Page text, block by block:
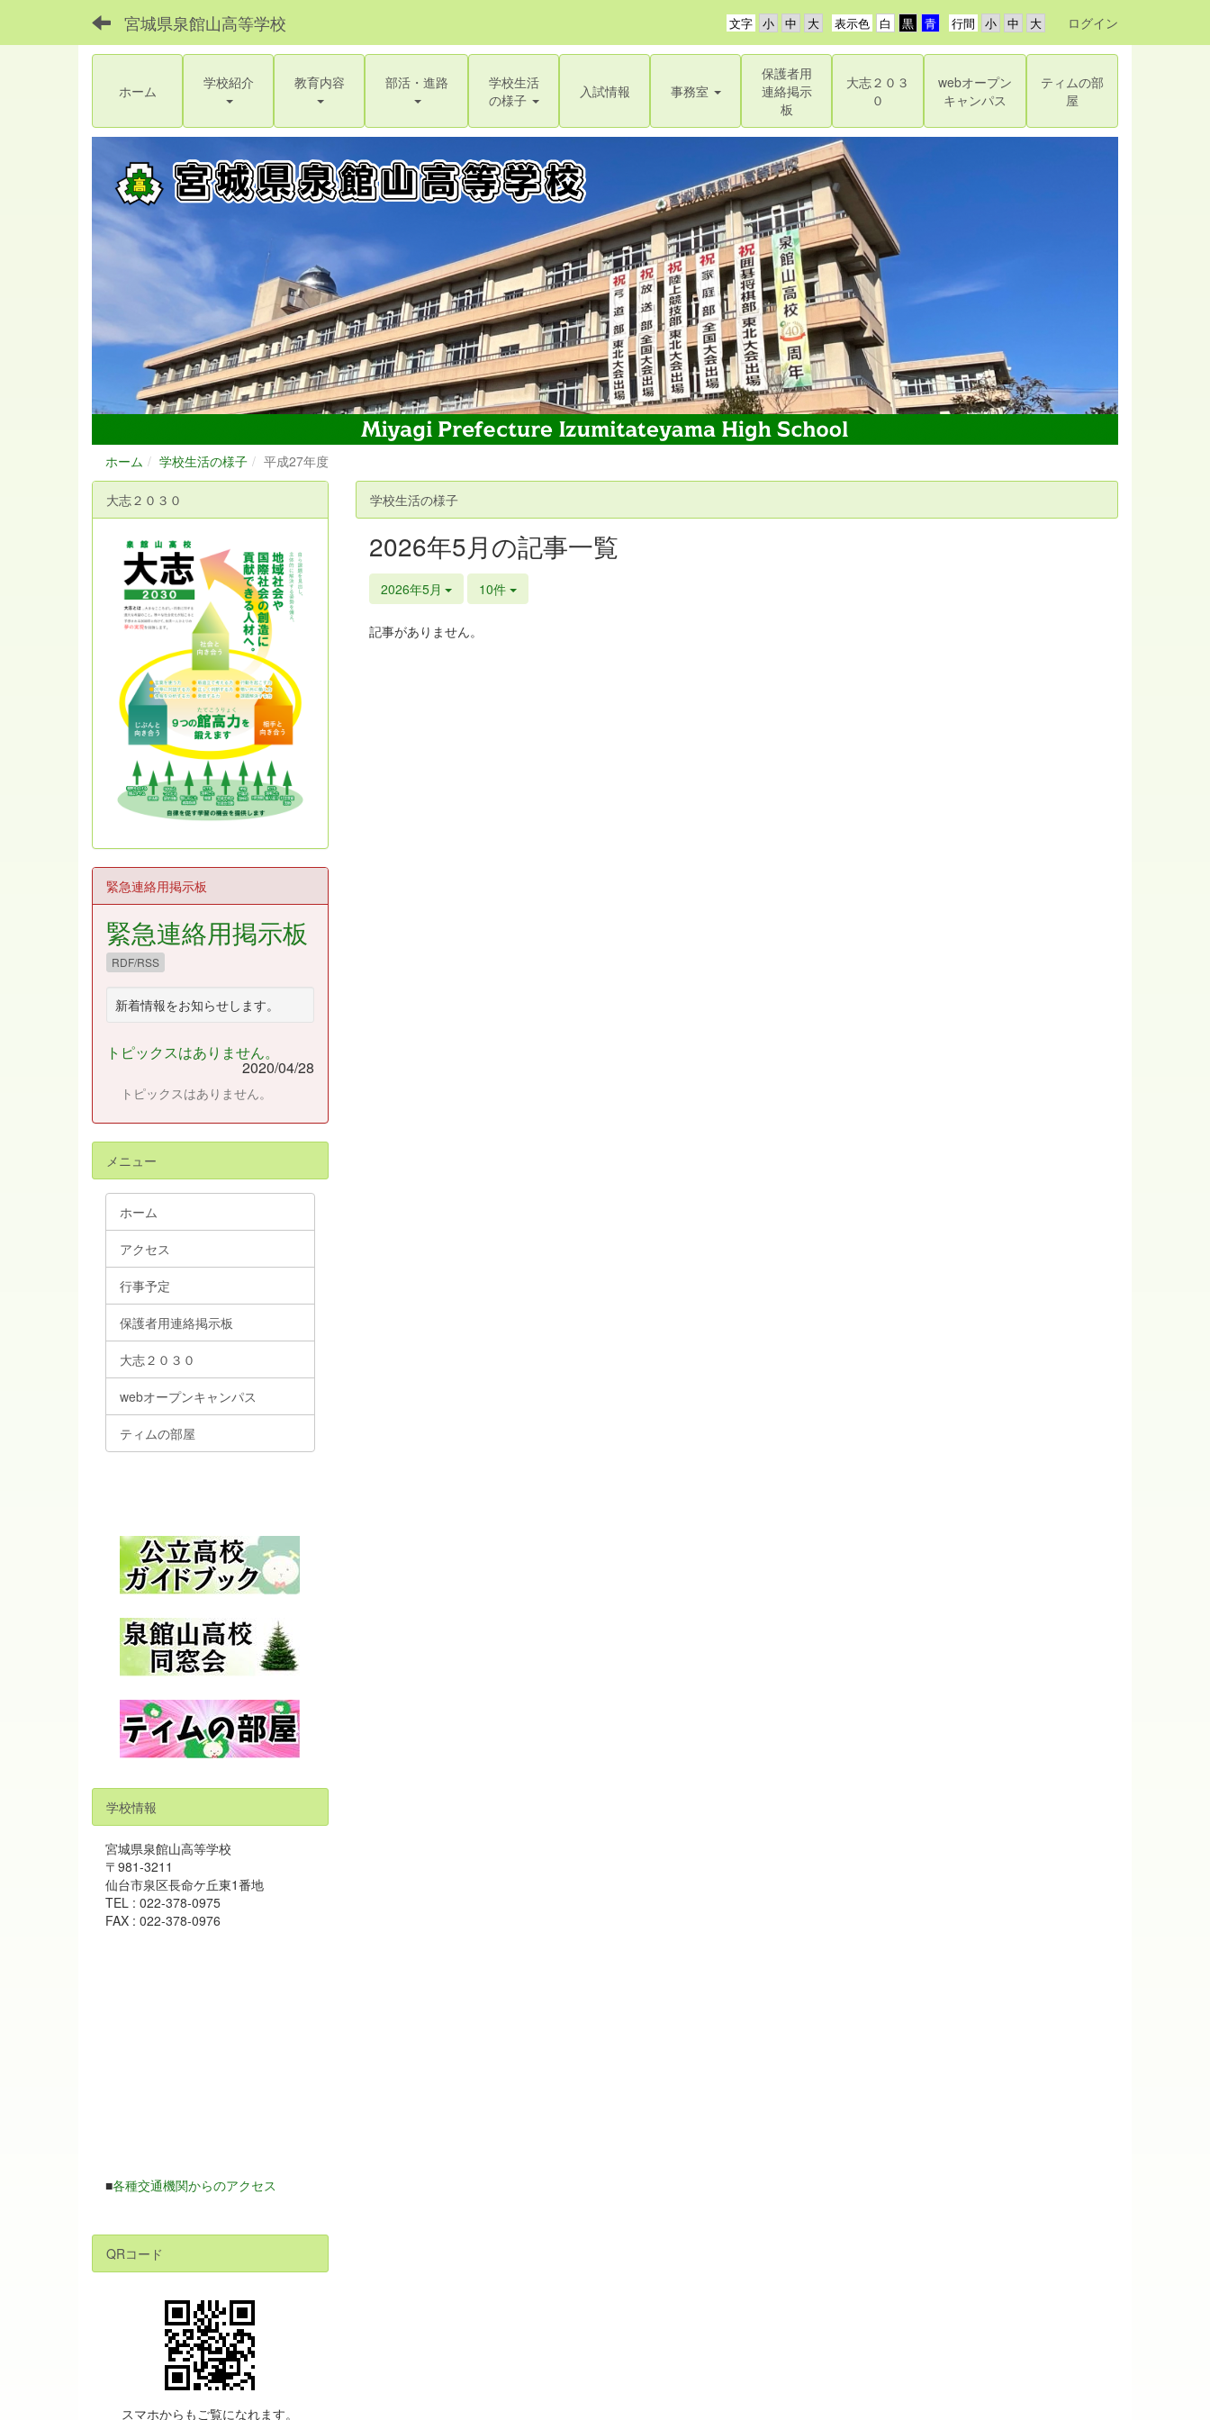
宮城県泉館山高等学校 行間
表示色
文字 ログイン
ホーム 学校紹介 教育内容 部活・進路
学校生活
の様子
入試情報 事務室
保護者用
連絡掲示
板
大志２０３
０
webオープン
キャンパス
ティムの部
屋
ホーム 学校生活の様子 平成27年度
学校生活の様子
2026年5月の記事一覧
2026年5月 10件
記事がありません。
大志２０３０
緊急連絡用掲示板
緊急連絡用掲示板
RDF/RSS
新着情報をお知らせします。
トピックスはありません。
2020/04/28
トピックスはありません。
メニュー
ホーム
アクセス
行事予定
保護者用連絡掲示板
大志２０３０
webオープンキャンパス
ティムの部屋
学校情報
宮城県泉館山高等学校
〒981-3211
仙台市泉区長命ケ丘東1番地
TEL : 022-378-0975
FAX : 022-378-0976
■各種交通機関からのアクセス
QRコード
スマホからもご覧になれます。